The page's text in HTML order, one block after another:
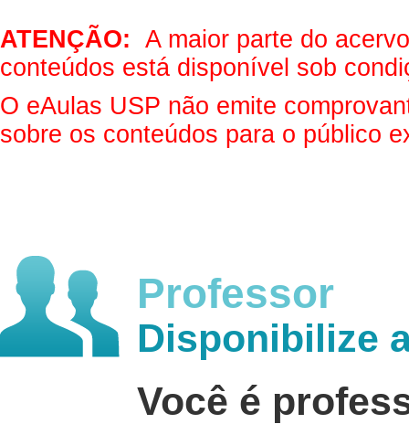
ATENÇÃO: A maior parte do
conteúdos está disponível sob
O eAulas USP não emite
sobre os conteúdos para o público
Professor
Disponibilize
Você é